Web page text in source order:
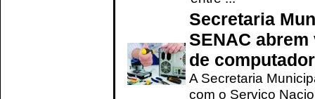
Secretaria
SENAC
de
A Secretaria
com o Serviço